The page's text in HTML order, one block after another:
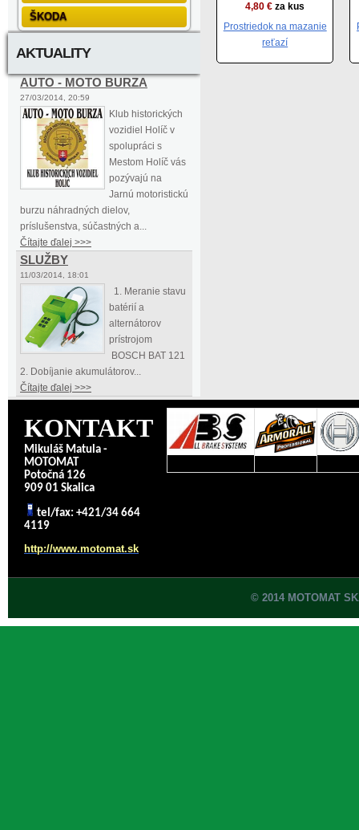
ŠKODA
AKTUALITY
AUTO - MOTO BURZA
27/03/2014, 20:59
Klub historických
vozidiel Holíč v
spolupráci s
Mestom Holíč vás
pozývajú na
Jarnú motoristickú
burzu náhradných dielov,
príslušenstva, súčastných a...
Čítajte ďalej >>>
SLUŽBY
11/03/2014, 18:01
1. Meranie stavu
batérií a
alternátorov
prístrojom
BOSCH BAT 121
2. Dobíjanie akumulátorov...
Čítajte ďalej >>>
4,80 € za kus
Prostriedok na mazanie
reťazí
KONTAKT
Mikuláš Matula -
MOTOMAT
Potočná 126
909 01 Skalica
tel/fax: +421/34 664
4119
http://www.motomat.sk
© 2014